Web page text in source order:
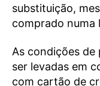
substituição,
comprado numa
As condições de
ser levadas em
com cartão de